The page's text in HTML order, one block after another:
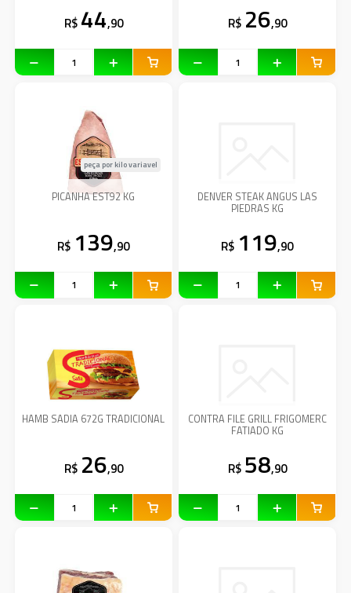
R$ 44,90 R$ 26,90
PICANHA EST92 KG
peça por kilo variavel
R$ 139,90
DENVER STEAK ANGUS LAS
PIEDRAS KG
R$ 119,90
HAMB SADIA 672G TRADICIONAL
R$ 26,90
CONTRA FILE GRILL FRIGOMERC
FATIADO KG
R$ 58,90